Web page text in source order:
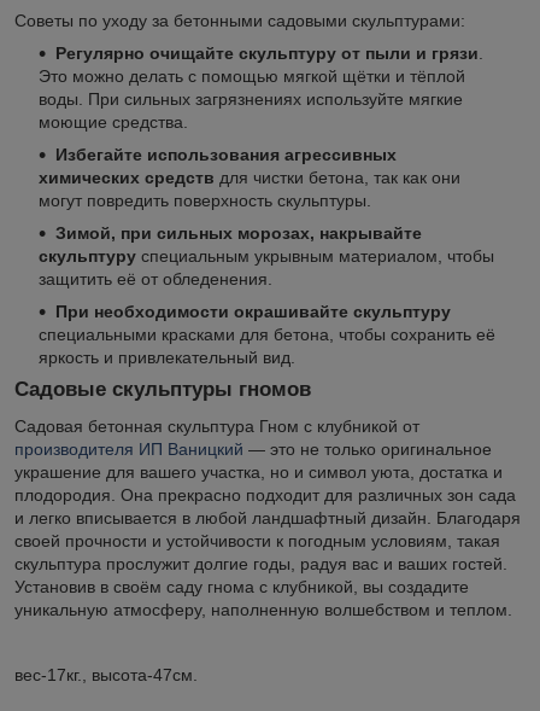
Советы по уходу за бетонными садовыми скульптурами:
Регулярно очищайте скульптуру от пыли и грязи
Это можно делать с помощью мягкой щётки и тёплой
воды. При сильных загрязнениях используйте мягкие
моющие средства.
Избегайте использования агрессивных
химических средств для чистки бетона, так как они
могут повредить поверхность скульптуры.
Зимой, при сильных морозах, накрывайте
скульптуру специальным укрывным материалом, чтобы
защитить её от обледенения.
При необходимости окрашивайте скульптуру
специальными красками для бетона, чтобы сохранить её
яркость и привлекательный вид.
Садовые скульптуры гномов
Садовая бетонная скульптура Гном с клубникой от
производителя ИП Ваницкий — это не только оригинальное
украшение для вашего участка, но и символ уюта, достатка и
плодородия. Она прекрасно подходит для различных зон сада
и легко вписывается в любой ландшафтный дизайн. Благодаря
своей прочности и устойчивости к погодным условиям, такая
скульптура прослужит долгие годы, радуя вас и ваших гостей.
Установив в своём саду гнома с клубникой, вы создадите
уникальную атмосферу, наполненную волшебством и теплом.
вес-17кг., высота-47см.